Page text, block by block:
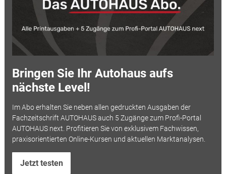
Bringen Sie Ihr Autohaus aufs
nächste Level!
Im Abo erhalten Sie neben allen gedruckten Ausgaben der
Fachzeitschrift AUTOHAUS auch 5 Zugänge zum Profi-Portal
AUTOHAUS next. Profitieren Sie von exklusivem Fachwissen,
praxisorientierten Online-Kursen und aktuellen Marktanalysen.
Jetzt testen